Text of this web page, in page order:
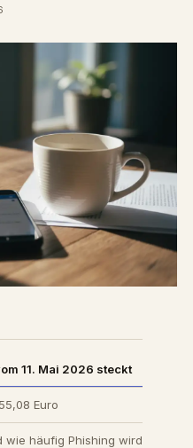
11. Mai 2026 steckt
Euro
wie häufig Phishing wird